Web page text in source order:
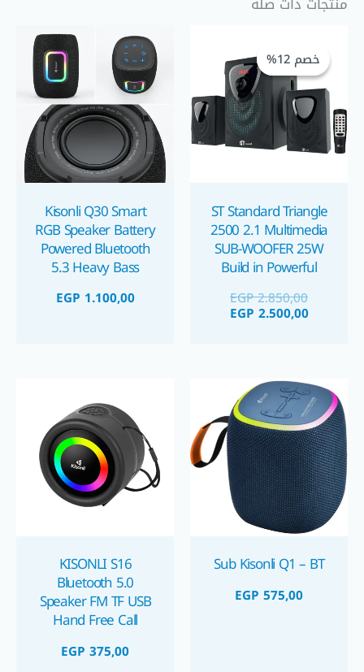
خصم 12%
خصم 12%
ST Standard Triangle
2500 2.1 Multimedia
SUB-WOOFER 25W
Build in Powerful
ستاندر ٢٥ واط مع
امبليفاير مدمج
EGP2.850,00
هو:
EGP 2.850,00.
EGP 2.500,00
هو:
EGP 2.500,00.
Kisonli Q30 Smart
RGB Speaker Battery
Powered Bluetooth
5.3 Heavy Bass
ووفر محمولة قابلة
EGP 1.100,00
Sub Kisonli Q1 – BT
EGP 575,00
KISONLI S16
Bluetooth 5.0
Speaker FM TF USB
Hand Free Call
500mAh Battery
EGP 375,00